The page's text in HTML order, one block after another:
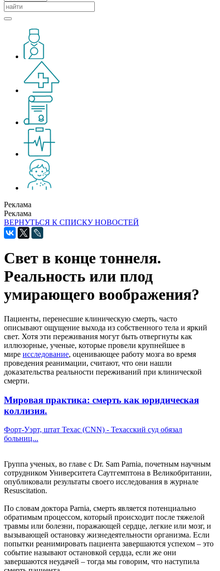
Реклама
Реклама
ВЕРНУТЬСЯ К СПИСКУ НОВОСТЕЙ
Свет в конце тоннеля.
Реальность или плод
умирающего воображения?
Пациенты, перенесшие клиническую смерть, часто
описывают ощущение выхода из собственного тела и яркий
свет. Хотя эти переживания могут быть отвергнуты как
иллюзорные, ученые, которые провели крупнейшее в
мире исследование, оценивающее работу мозга во время
проведения реанимации, считают, что они нашли
доказательства реальности переживаний при клинической
смерти.
Мировая практика: смерть как юридическая
коллизия.
Форт-Уэрт, штат Техас (CNN) - Техасский суд обязал
больниц...
Группа ученых, во главе с Dr. Sam Parnia, почетным научным
сотрудником Университета Саутгемптона в Великобритании,
опубликовали результаты своего исследования в журнале
Resuscitation.
По словам доктора Parnia, смерть является потенциально
обратимым процессом, который происходит после тяжелой
травмы или болезни, поражающей сердце, легкие или мозг, и
вызывающей остановку жизнедеятельности организма. Если
попытки реанимировать пациента завершаются успехом – это
событие называют остановкой сердца, если же они
завершаются неудачей – тогда мы говорим, что наступила